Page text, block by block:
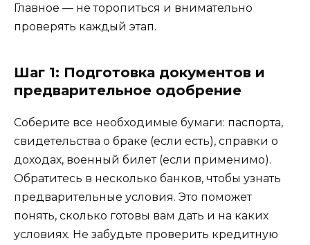
Главное — не торопиться и внимательно
проверять каждый этап.
Шаг 1: Подготовка документов и
предварительное одобрение
Соберите все необходимые бумаги: паспорта,
свидетельства о браке (если есть), справки о
доходах, военный билет (если применимо).
Обратитесь в несколько банков, чтобы узнать
предварительные условия. Это поможет
понять, сколько готовы вам дать и на каких
условиях. Не забудьте проверить кредитную